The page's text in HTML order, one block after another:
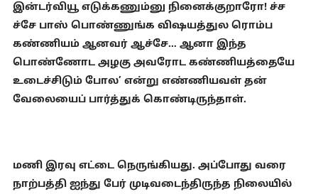
இன்டர்வியூ எடுக்கணும்னு நினைக்குறாரோ! ச்ச
ச்சே பாஸ் பொண்ணுங்க விஷயத்துல ரொம்ப
கண்ணியம் ஆனவர் ஆச்சே… ஆனா இந்த
பொண்ணோட அழகு அவரோட கண்ணியத்தையே
உடைச்சிடும் போல’ என்று எண்ணியவள் தன்
வேலையைப் பார்த்துக் கொண்டிருந்தாள்.
மணி இரவு எட்டை நெருங்கியது. அப்போது வரை
நாற்பத்தி ஐந்து பேர் முடிவடைந்திருந்த நிலையில்